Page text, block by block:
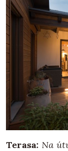
Terasa: Na